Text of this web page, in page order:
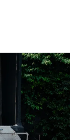
que la souche
encore de
validé. Cette
les efforts